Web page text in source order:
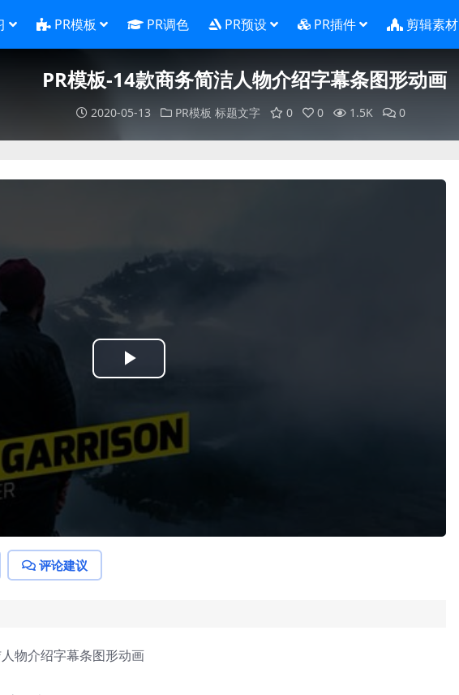
PR模板 PR调色 PR预设 PR插件 剪辑素材
PR模板-14款商务简洁人物介绍字幕条图形动画
2020-05-13 PR模板 标题文字 0 0 1.5K 0
Play
Video
评论建议
物介绍字幕条图形动画